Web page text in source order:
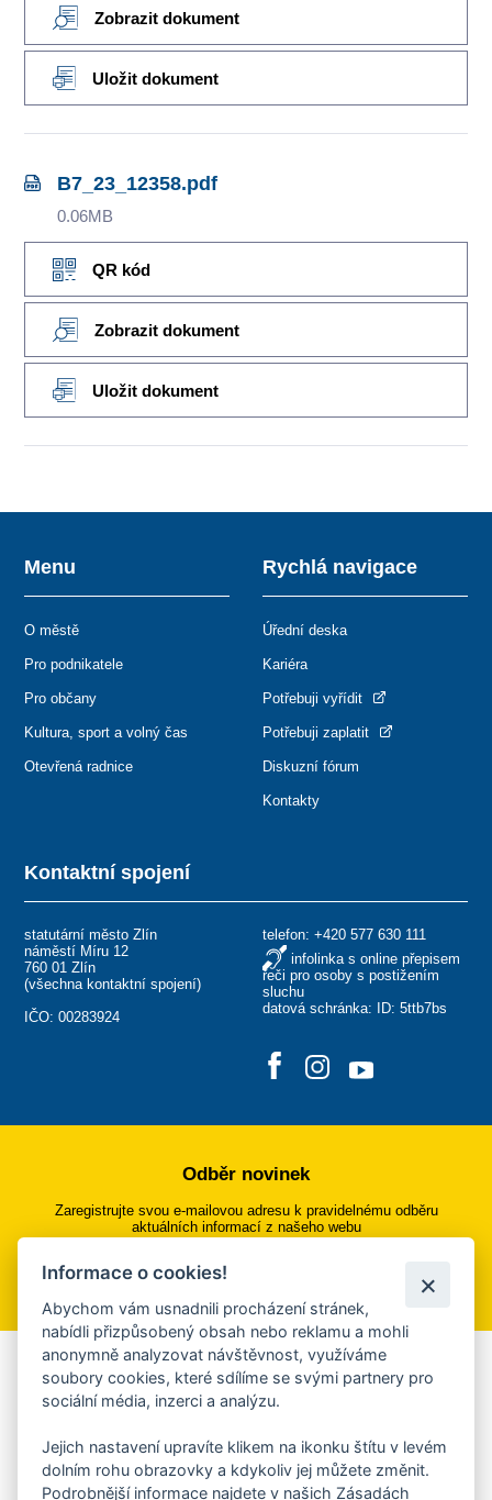
Zobrazit dokument
Uložit dokument
B7_23_12358.pdf
0.06MB
QR kód
Zobrazit dokument
Uložit dokument
Kontaktní spojení
statutární město Zlín
náměstí Míru 12
760 01 Zlín
(všechna kontaktní spojení)
IČO: 00283924
telefon: +420 577 630 111
infolinka s online přepisem
řeči pro osoby s postižením
sluchu
datová schránka: ID: 5ttb7bs
Menu
O městě
Pro podnikatele
Pro občany
Kultura, sport a volný čas
Otevřená radnice
Rychlá navigace
Úřední deska
Kariéra
Potřebuji vyřídit
Potřebuji zaplatit
Diskuzní fórum
Kontakty
Odběr novinek
Zaregistrujte svou e-mailovou adresu k pravidelnému odběru
aktuálních informací z našeho webu
Přihlásit se k odběru
Aplikace Mobilní rozhlas
Chcete dostávat do svého mobilu či mailu upozornění na
ankety, pozvánky na kulturní a sportovní akce?
Více informací o aplikaci
Informace o cookies!
Abychom vám usnadnili procházení stránek,
nabídli přizpůsobený obsah nebo reklamu a mohli
anonymně analyzovat návštěvnost, využíváme
soubory cookies, které sdílíme se svými partnery pro
sociální média, inzerci a analýzu.
Jejich nastavení upravíte klikem na ikonku štítu v levém
dolním rohu obrazovky a kdykoliv jej můžete změnit.
Podrobnější informace najdete v našich Zásadách